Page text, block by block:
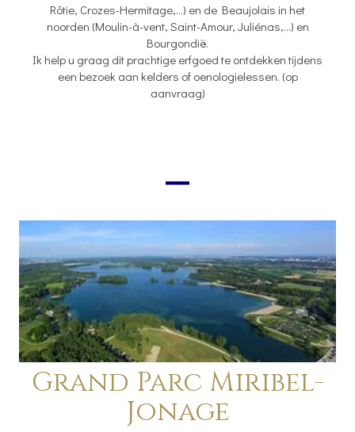
Rôtie, Crozes-Hermitage,...) en de Beaujolais in het
noorden (Moulin-à-vent, Saint-Amour, Juliénas,...) en
Bourgondië.
Ik help u graag dit prachtige erfgoed te ontdekken tijdens
een bezoek aan kelders of oenologielessen. (op
aanvraag)
Grand Parc Miribel-
Jonage